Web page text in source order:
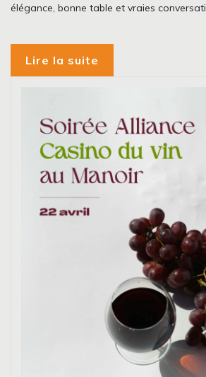
élégance, bonne table et vraies
Lire la suite